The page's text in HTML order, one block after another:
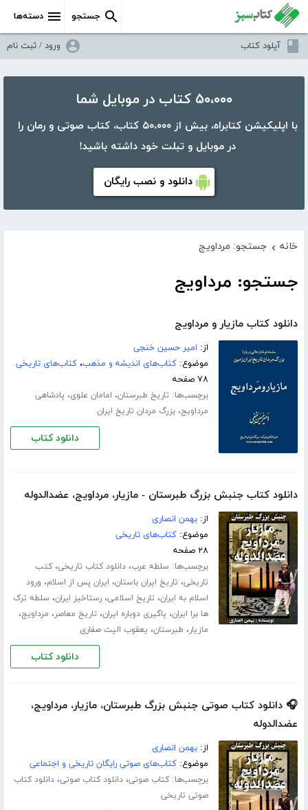
دسته‌ها جستجو
آپلود کتاب ورود / ثبت نام
۵۰،۰۰۰ کتاب در موبایل شما
با اپلیکیشن کتابراه، بیش از ۵۰،۰۰۰ کتاب، کتاب صوتی و رمان را
در موبایل و تبلت خود داشته باشید!
دانلود و نصب رایگان
خانه › جستجو: مرداویج
جستجو: مرداویج
دانلود کتاب مازیار و مرداویج
از: امیر حسین خنجی
موضوع:کتاب‌های اندیشه و مذهب،کتاب‌های تاریخی
۷۸ صفحه
برچسب‌ها: تاریخ طبرستان، امامان علوی، پادشاهی
مرداویج،بزرگ مردان تاریخ ایران
دانلود کتاب
دانلود کتاب جنبش بزرگ طبرستان - مازیار،‌ مرداویج،‌ عضدالدوله
از:بهمن انصاری
موضوع:کتاب‌های تاریخی
۲۸ صفحه
برچسب‌ها: سلطه عرب،دانلود کتاب تاریخی،کتب
تاریخی، تاریخ ایران باستان، ایران پس از اسلام، ورود
اسلام به ایران، تاریخ اسلامی،رستاخیز ایران، سلطه ترک
ها برا ایران، پاگیری دوباره ایران، تاریخ معاصر، مرداویج،
مازیار، طبرستان، یعقوب الیث صفاری
دانلود کتاب
🎧 دانلود کتاب صوتی جنبش‌ بزرگ‌ طبرستان، مازیار،‌ مرداویج،‌
عضدالدوله
از:بهمن انصاری
موضوع:کتاب‌های صوتی رایگان تاریخی و اجتماعی
برچسب‌ها:کتاب صوتی،دانلود کتاب صوتی،دانلود کتاب
صوتی تاریخی